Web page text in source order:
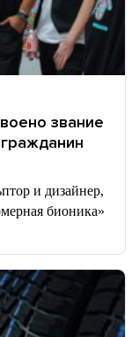
звание
и дизайнер,
бионика»